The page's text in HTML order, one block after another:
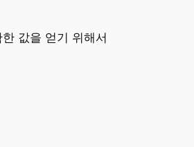
값을 얻기 위해서